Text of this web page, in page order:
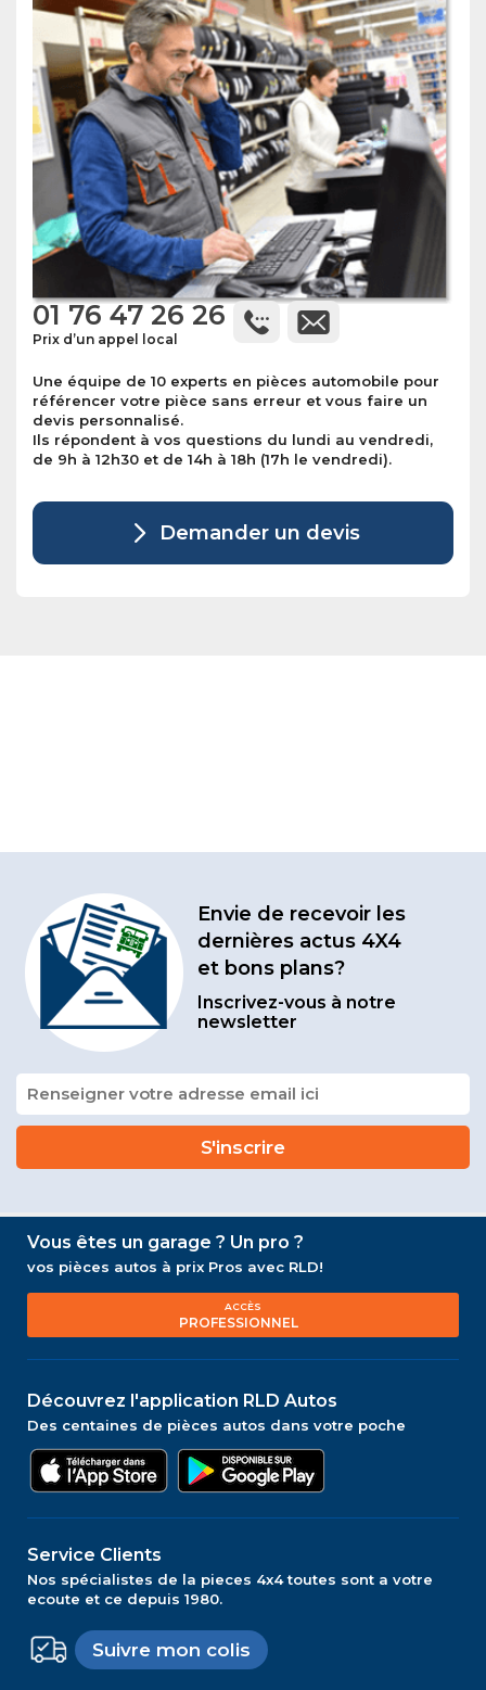
01 76 47 26 26
Prix d’un appel local
Une équipe de 10 experts en pièces automobile pour
référencer votre pièce sans erreur et vous faire un
devis personnalisé.
Ils répondent à vos questions du lundi au vendredi,
de 9h à 12h30 et de 14h à 18h (17h le vendredi).
Demander un devis
Envie de recevoir les
dernières actus 4X4
et bons plans?
Inscrivez-vous à notre
newsletter
Vous êtes un garage ? Un pro ?
vos pièces autos à prix Pros avec RLD!
ACCÈS
PROFESSIONNEL
Découvrez l'application RLD Autos
Des centaines de pièces autos dans votre poche
Service Clients
Nos spécialistes de la pieces 4x4 toutes sont a votre
ecoute et ce depuis 1980.
Suivre mon colis